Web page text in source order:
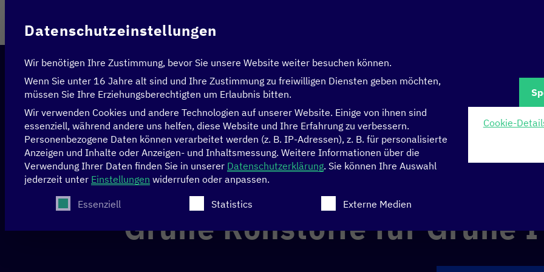
Startseite > News & Artikel > Grüne Rohstoffe für Grüne IT
KLIMA
Grüne Rohstoffe für Grüne
Datenschutzeinstellungen
Wir benötigen Ihre Zustimmung, bevor Sie unsere Website weiter besuchen können.
Wenn Sie unter 16 Jahre alt sind und Ihre Zustimmung zu freiwilligen Diensten geben möchten,
müssen Sie Ihre Erziehungsberechtigten um Erlaubnis bitten.
Wir verwenden Cookies und andere Technologien auf unserer Website. Einige von ihnen sind
essenziell, während andere uns helfen, diese Website und Ihre Erfahrung zu verbessern.
Personenbezogene Daten können verarbeitet werden (z. B. IP-Adressen), z. B. für personalisierte
Anzeigen und Inhalte oder Anzeigen- und Inhaltsmessung. Weitere Informationen über die
Verwendung Ihrer Daten finden Sie in unserer Datenschutzerklärung. Sie können Ihre Auswahl
jederzeit unter Einstellungen widerrufen oder anpassen.
Es folgt eine Liste der Service-Gruppen, für die eine Einwilligung erteilt werden kann. Die erste
Essenziell Statistics Externe Medien
Cookie-